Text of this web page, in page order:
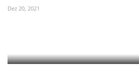
Dez 20, 2021